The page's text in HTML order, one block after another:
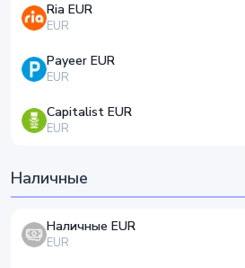
Ria EUR
EUR
Payeer EUR
EUR
Capitalist EUR
EUR
Наличные
Наличные EUR
EUR